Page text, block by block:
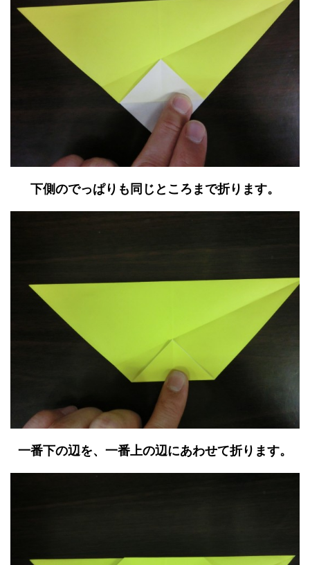
下側のでっぱりも同じところまで折ります。
一番下の辺を、一番上の辺にあわせて折ります。